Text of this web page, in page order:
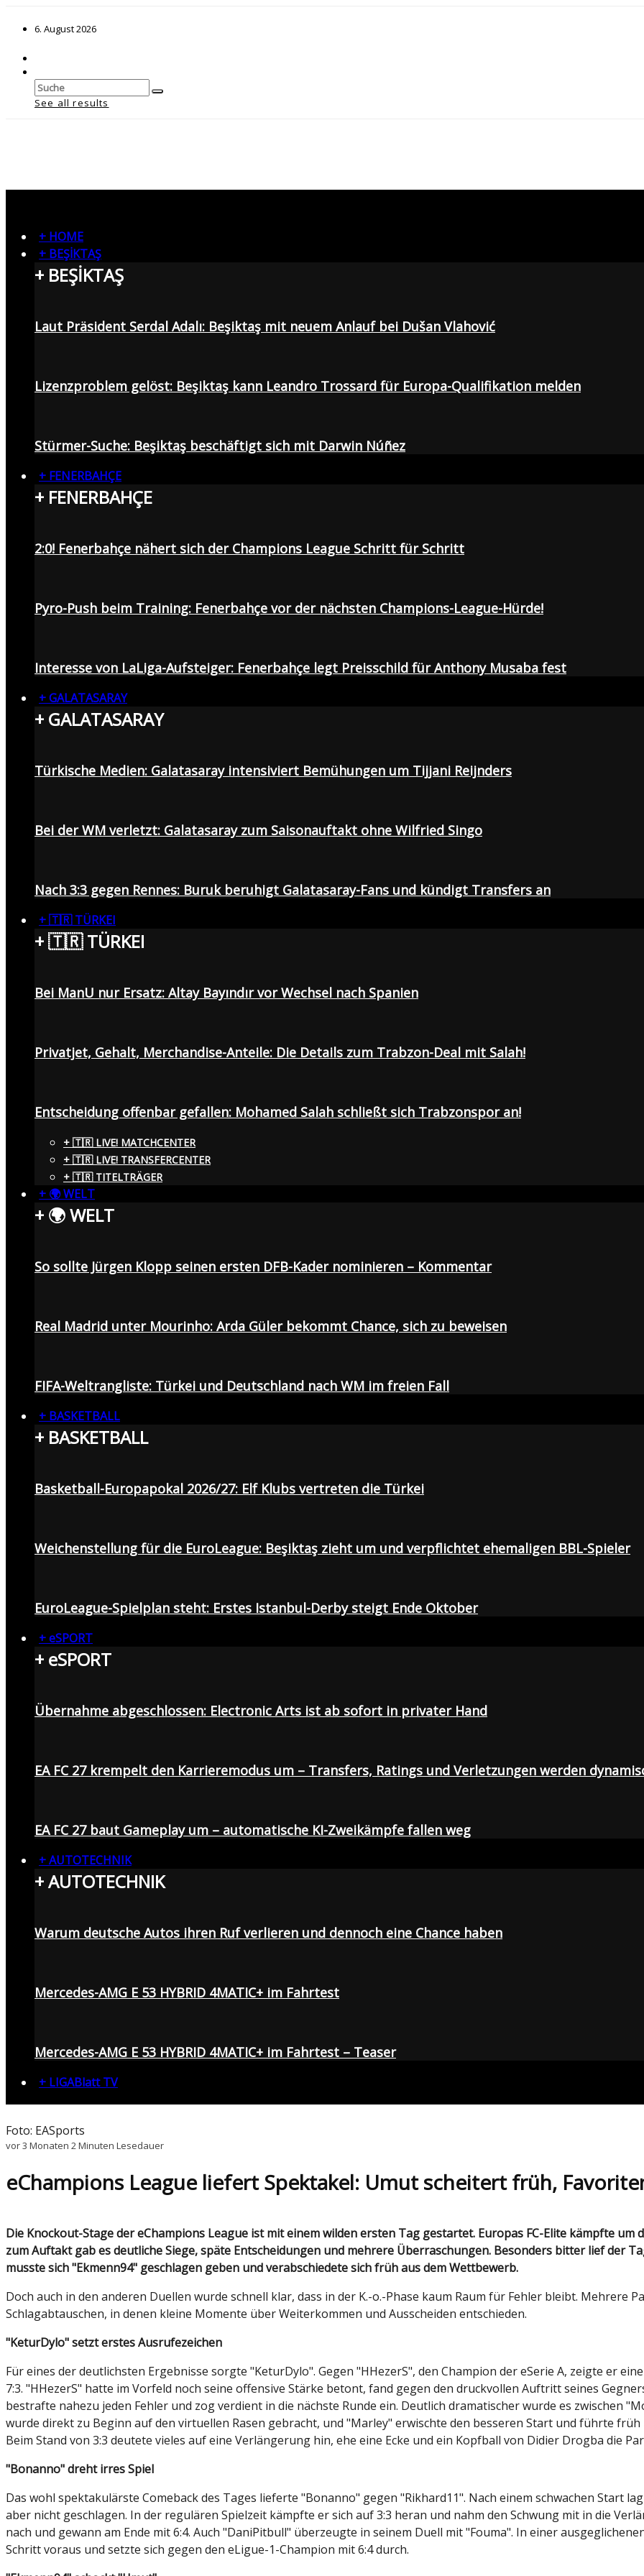
6. August 2026
See all results
+ HOME
+ BEŞİKTAŞ
+ BEŞİKTAŞ
Laut Präsident Serdal Adalı: Beşiktaş mit neuem Anlauf bei Dušan Vlahović
Lizenzproblem gelöst: Beşiktaş kann Leandro Trossard für Europa-Qualifikation melden
Stürmer-Suche: Beşiktaş beschäftigt sich mit Darwin Núñez
+ FENERBAHÇE
+ FENERBAHÇE
2:0! Fenerbahçe nähert sich der Champions League Schritt für Schritt
Pyro-Push beim Training: Fenerbahçe vor der nächsten Champions-League-Hürde!
Interesse von LaLiga-Aufsteiger: Fenerbahçe legt Preisschild für Anthony Musaba fest
+ GALATASARAY
+ GALATASARAY
Türkische Medien: Galatasaray intensiviert Bemühungen um Tijjani Reijnders
Bei der WM verletzt: Galatasaray zum Saisonauftakt ohne Wilfried Singo
Nach 3:3 gegen Rennes: Buruk beruhigt Galatasaray-Fans und kündigt Transfers an
+ 🇹🇷 TÜRKEI
+ 🇹🇷 TÜRKEI
Bei ManU nur Ersatz: Altay Bayındır vor Wechsel nach Spanien
Privatjet, Gehalt, Merchandise-Anteile: Die Details zum Trabzon-Deal mit Salah!
Entscheidung offenbar gefallen: Mohamed Salah schließt sich Trabzonspor an!
+ 🇹🇷 LIVE! MATCHCENTER
+ 🇹🇷 LIVE! TRANSFERCENTER
+ 🇹🇷 TITELTRÄGER
+ 🌍 WELT
+ 🌍 WELT
So sollte Jürgen Klopp seinen ersten DFB-Kader nominieren – Kommentar
Real Madrid unter Mourinho: Arda Güler bekommt Chance, sich zu beweisen
FIFA-Weltrangliste: Türkei und Deutschland nach WM im freien Fall
+ BASKETBALL
+ BASKETBALL
Basketball-Europapokal 2026/27: Elf Klubs vertreten die Türkei
Weichenstellung für die EuroLeague: Beşiktaş zieht um und verpflichtet ehemaligen BBL-Spieler
EuroLeague-Spielplan steht: Erstes Istanbul-Derby steigt Ende Oktober
+ eSPORT
+ eSPORT
Übernahme abgeschlossen: Electronic Arts ist ab sofort in privater Hand
EA FC 27 krempelt den Karrieremodus um – Transfers, Ratings und Verletzungen werden
EA FC 27 baut Gameplay um – automatische KI-Zweikämpfe fallen weg
+ AUTOTECHNIK
+ AUTOTECHNIK
Warum deutsche Autos ihren Ruf verlieren und dennoch eine Chance haben
Mercedes-AMG E 53 HYBRID 4MATIC+ im Fahrtest
Mercedes-AMG E 53 HYBRID 4MATIC+ im Fahrtest – Teaser
+ LIGABlatt TV
Foto: EASports
vor 3 Monaten 2 Minuten Lesedauer
eChampions League liefert Spektakel: Umut scheitert früh,
Die Knockout-Stage der eChampions League ist mit einem wilden ersten Tag gestartet. Europas FC-Elite kämpfte um den Einzug in die zweite Runde – und schon
zum Auftakt gab es deutliche Siege, späte Entscheidungen und mehrere Überraschungen. Besonders bitter lief der
musste sich "Ekmenn94" geschlagen geben und verabschiedete sich früh aus dem Wettbewerb.
Doch auch in den anderen Duellen wurde schnell klar, dass in der K.-o.-Phase kaum Raum für Fehler bleibt. Mehrere
Schlagabtauschen, in denen kleine Momente über Weiterkommen und Ausscheiden entschieden.
"KeturDylo" setzt erstes Ausrufezeichen
Für eines der deutlichsten Ergebnisse sorgte "KeturDylo". Gegen "HHezerS", den Champion der eSerie A, zeigte er
7:3. "HHezerS" hatte im Vorfeld noch seine offensive Stärke betont, fand gegen den druckvollen Auftritt seines
bestrafte nahezu jeden Fehler und zog verdient in die nächste Runde ein. Deutlich dramatischer wurde es zwischen
wurde direkt zu Beginn auf den virtuellen Rasen gebracht, und "Marley" erwischte den besseren Start und führte
Beim Stand von 3:3 deutete vieles auf eine Verlängerung hin, ehe eine Ecke und ein Kopfball von Didier Drogba die
"Bonanno" dreht irres Spiel
Das wohl spektakulärste Comeback des Tages lieferte "Bonanno" gegen "Rikhard11". Nach einem schwachen Start
aber nicht geschlagen. In der regulären Spielzeit kämpfte er sich auf 3:3 heran und nahm den Schwung mit in die
nach und gewann am Ende mit 6:4. Auch "DaniPitbull" überzeugte in seinem Duell mit "Fouma". In einer
Schritt voraus und setzte sich gegen den eLigue-1-Champion mit 6:4 durch.